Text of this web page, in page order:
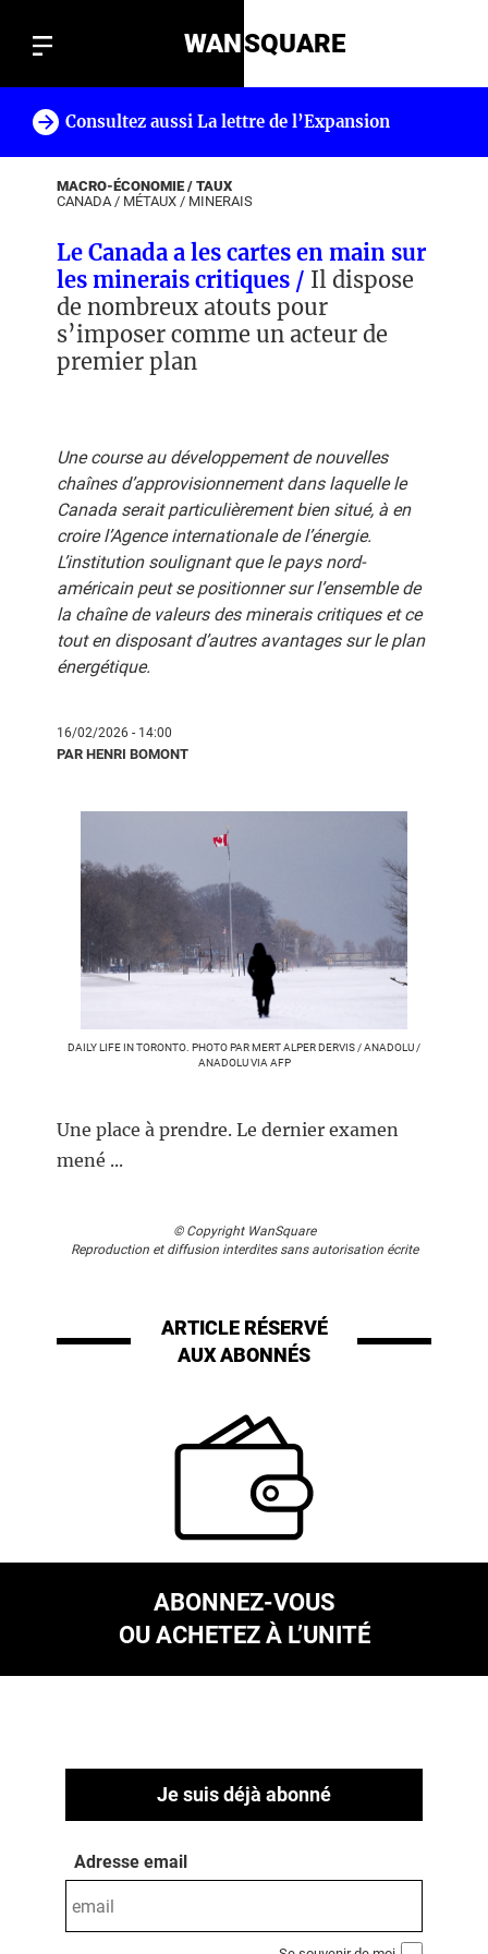
WANSQUARE
Consultez aussi La lettre de l’Expansion
MACRO-ÉCONOMIE / TAUX
CANADA/ MÉTAUX / MINERAIS
Le Canada a les cartes en main sur
les minerais critiques / Il dispose
de nombreux atouts pour
s’imposer comme un acteur de
premier plan
Une course au développement de nouvelles
chaînes d’approvisionnement dans laquelle le
Canada serait particulièrement bien situé, à en
croire l’Agence internationale de l’énergie.
L’institution soulignant que le pays nord-
américain peut se positionner sur l’ensemble de
la chaîne de valeurs des minerais critiques et ce
tout en disposant d’autres avantages sur le plan
énergétique.
16/02/2026 - 14:00
PAR HENRI BOMONT
DAILY LIFE IN TORONTO. PHOTO PAR MERT ALPER DERVIS / ANADOLU /
ANADOLU VIA AFP
Une place à prendre. Le dernier examen
mené ...
© Copyright WanSquare
Reproduction et diffusion interdites sans autorisation écrite
ARTICLE RÉSERVÉ
AUX ABONNÉS
ABONNEZ-VOUS
OU ACHETEZ À L’UNITÉ
Je suis déjà abonné
Adresse email